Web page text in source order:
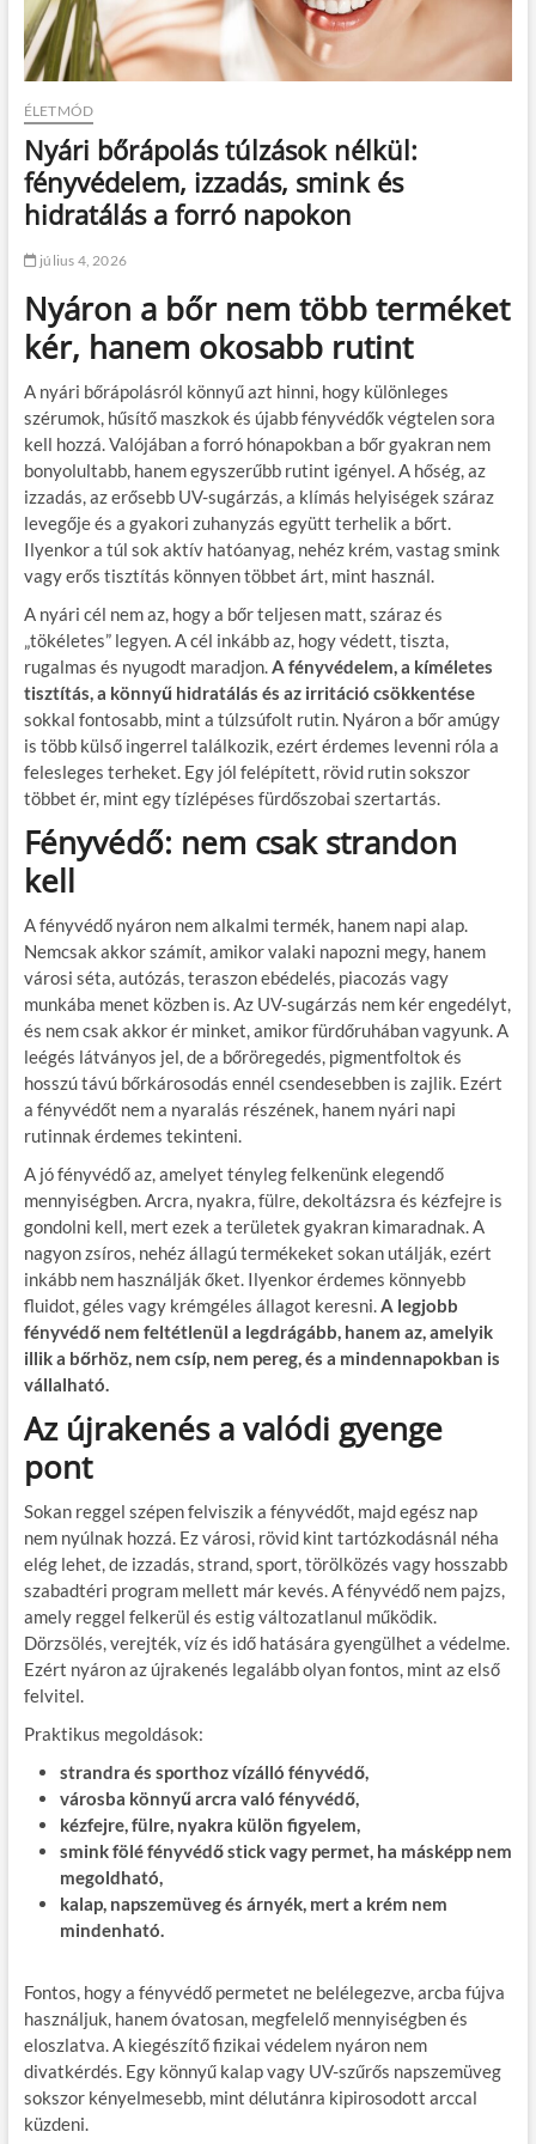
ÉLETMÓD
Nyári bőrápolás túlzások nélkül:
fényvédelem, izzadás, smink és
hidratálás a forró napokon
július 4, 2026
Nyáron a bőr nem több terméket
kér, hanem okosabb rutint
A nyári bőrápolásról könnyű azt hinni, hogy különleges
szérumok, hűsítő maszkok és újabb fényvédők végtelen sora
kell hozzá. Valójában a forró hónapokban a bőr gyakran nem
bonyolultabb, hanem egyszerűbb rutint igényel. A hőség, az
izzadás, az erősebb UV-sugárzás, a klímás helyiségek száraz
levegője és a gyakori zuhanyzás együtt terhelik a bőrt.
Ilyenkor a túl sok aktív hatóanyag, nehéz krém, vastag smink
vagy erős tisztítás könnyen többet árt, mint használ.
A nyári cél nem az, hogy a bőr teljesen matt, száraz és
„tökéletes” legyen. A cél inkább az, hogy védett, tiszta,
rugalmas és nyugodt maradjon.A fényvédelem, a kíméletes
tisztítás, a könnyű hidratálás és az irritáció csökkentése
sokkal fontosabb, mint a túlzsúfolt rutin. Nyáron a bőr amúgy
is több külső ingerrel találkozik, ezért érdemes levenni róla a
felesleges terheket. Egy jól felépített, rövid rutin sokszor
többet ér, mint egy tízlépéses fürdőszobai szertartás.
Fényvédő: nem csak strandon
kell
A fényvédő nyáron nem alkalmi termék, hanem napi alap.
Nemcsak akkor számít, amikor valaki napozni megy, hanem
városi séta, autózás, teraszon ebédelés, piacozás vagy
munkába menet közben is. Az UV-sugárzás nem kér engedélyt,
és nem csak akkor ér minket, amikor fürdőruhában vagyunk. A
leégés látványos jel, de a bőröregedés, pigmentfoltok és
hosszú távú bőrkárosodás ennél csendesebben is zajlik. Ezért
a fényvédőt nem a nyaralás részének, hanem nyári napi
rutinnak érdemes tekinteni.
A jó fényvédő az, amelyet tényleg felkenünk elegendő
mennyiségben. Arcra, nyakra, fülre, dekoltázsra és kézfejre is
gondolni kell, mert ezek a területek gyakran kimaradnak. A
nagyon zsíros, nehéz állagú termékeket sokan utálják, ezért
inkább nem használják őket. Ilyenkor érdemes könnyebb
fluidot, géles vagy krémgéles állagot keresni.A legjobb
fényvédő nem feltétlenül a legdrágább, hanem az, amelyik
illik a bőrhöz, nem csíp, nem pereg, és a mindennapokban is
vállalható.
Az újrakenés a valódi gyenge
pont
Sokan reggel szépen felviszik a fényvédőt, majd egész nap
nem nyúlnak hozzá. Ez városi, rövid kint tartózkodásnál néha
elég lehet, de izzadás, strand, sport, törölközés vagy hosszabb
szabadtéri program mellett már kevés. A fényvédő nem pajzs,
amely reggel felkerül és estig változatlanul működik.
Dörzsölés, verejték, víz és idő hatására gyengülhet a védelme.
Ezért nyáron az újrakenés legalább olyan fontos, mint az első
felvitel.
Praktikus megoldások:
strandra és sporthoz vízálló fényvédő,
városba könnyű arcra való fényvédő,
kézfejre, fülre, nyakra külön figyelem,
smink fölé fényvédő stick vagy permet, ha másképp nem
megoldható,
kalap, napszemüveg és árnyék, mert a krém nem
mindenható.
Fontos, hogy a fényvédő permetet ne belélegezve, arcba fújva
használjuk, hanem óvatosan, megfelelő mennyiségben és
eloszlatva. A kiegészítő fizikai védelem nyáron nem
divatkérdés. Egy könnyű kalap vagy UV-szűrős napszemüveg
sokszor kényelmesebb, mint délutánra kipirosodott arccal
küzdeni.